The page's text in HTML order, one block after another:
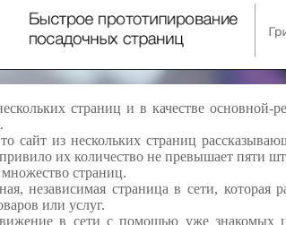
страниц и в качестве
сайт из нескольких страниц
их количество не превышает пяти
страниц.
независимая страница в сети,
или услуг.
в сети с помощью уже знакомых